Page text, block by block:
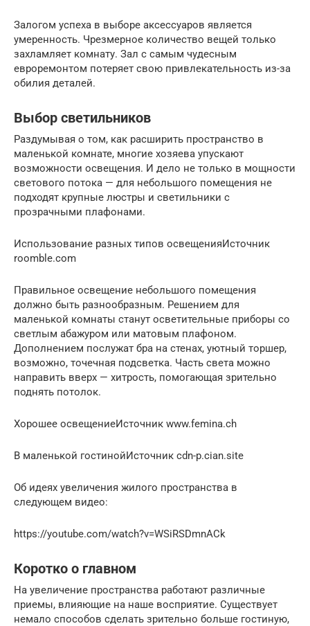
Залогом успеха в выборе аксессуаров является
умеренность. Чрезмерное количество вещей только
захламляет комнату. Зал с самым чудесным
евроремонтом потеряет свою привлекательность из-за
обилия деталей.
Выбор светильников
Раздумывая о том, как расширить пространство в
маленькой комнате, многие хозяева упускают
возможности освещения. И дело не только в мощности
светового потока — для небольшого помещения не
подходят крупные люстры и светильники с
прозрачными плафонами.
Использование разных типов освещенияИсточник
roomble.com
Правильное освещение небольшого помещения
должно быть разнообразным. Решением для
маленькой комнаты станут осветительные приборы со
светлым абажуром или матовым плафоном.
Дополнением послужат бра на стенах, уютный торшер,
возможно, точечная подсветка. Часть света можно
направить вверх — хитрость, помогающая зрительно
поднять потолок.
Хорошее освещениеИсточник www.femina.ch
В маленькой гостинойИсточник cdn-p.cian.site
Об идеях увеличения жилого пространства в
следующем видео:
https://youtube.com/watch?v=WSiRSDmnACk
Коротко о главном
На увеличение пространства работают различные
приемы, влияющие на наше восприятие. Существует
немало способов сделать зрительно больше гостиную,